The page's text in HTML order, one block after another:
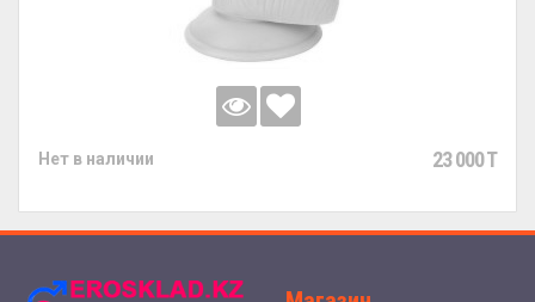
Нет в наличии 23 000 T